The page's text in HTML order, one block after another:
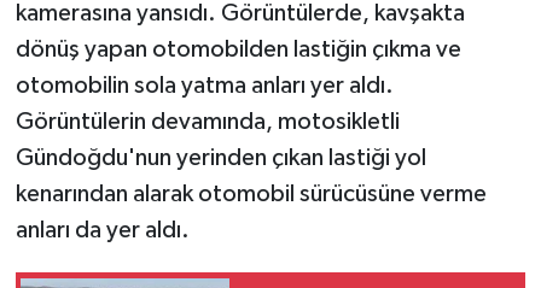
kamerasına yansıdı. Görüntülerde, kavşakta
dönüş yapan otomobilden lastiğin çıkma ve
otomobilin sola yatma anları yer aldı.
Görüntülerin devamında, motosikletli
Gündoğdu'nun yerinden çıkan lastiği yol
kenarından alarak otomobil sürücüsüne verme
anları da yer aldı.